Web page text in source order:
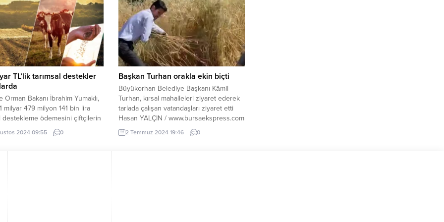
ama iyilikten vazgeçmeyeceğim”
(İGFA) – İzmir Büyükşehir
yönelik yürütülen
soruşturması kapsamında, eski
Belediye Başkanı...
Tunç, 1992’de “Kurdoğlu – Bu Yola Baş
Koyduk” ile yönetmen koltuğuna oturdu.
200’da Halk Film’i kurarak...
TL’lik tarımsal destekler
Orman Bakanı İbrahim Yumaklı,
milyar 479 milyon 141 bin lira
destekleme ödemesini çiftçilerin
aktaracaklarını duyurdu.
(İGFA) – Tarım ve Orman
ödemelerine ilişkin sosyal
paylaşım yaptı.
1 milyar 479 milyon 141 bin lira
destekleme ödemesini...
2024 09:55 0
Başkan Turhan orakla ekin biçti
Büyükorhan Belediye Başkanı Kâmil
Turhan, kırsal mahalleleri ziyaret ederek
tarlada çalışan vatandaşları ziyaret etti
Hasan YALÇIN / www.bursaekspress.com
BURSA (İGFA) – Bursa’nın Büyükorhan
ilçesi belediye başkanı Kamil Turhan
2 Temmuz 2024 19:46 0